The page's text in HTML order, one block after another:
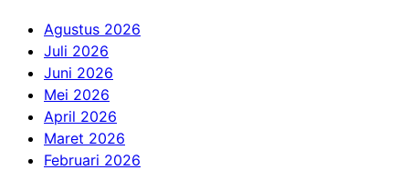
Agustus 2026
Juli 2026
Juni 2026
Mei 2026
April 2026
Maret 2026
Februari 2026